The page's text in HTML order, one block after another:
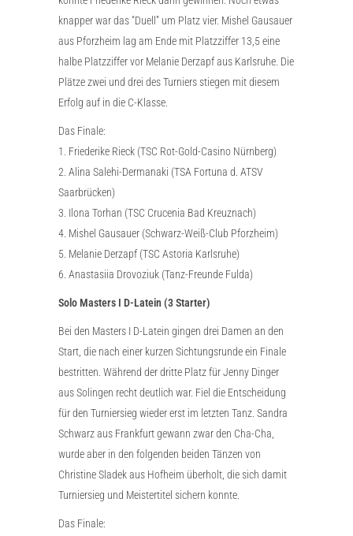
knapper war das “Duell” um Platz vier. Mishel Gausauer
aus Pforzheim lag am Ende mit Platzziffer 13,5 eine
halbe Platzziffer vor Melanie Derzapf aus Karlsruhe. Die
Plätze zwei und drei des Turniers stiegen mit diesem
Erfolg auf in die C-Klasse.
Das Finale:
1. Friederike Rieck (TSC Rot-Gold-Casino Nürnberg)
2. Alina Salehi-Dermanaki (TSA Fortuna d. ATSV
Saarbrücken)
3. Ilona Torhan (TSC Crucenia Bad Kreuznach)
4. Mishel Gausauer (Schwarz-Weiß-Club Pforzheim)
5. Melanie Derzapf (TSC Astoria Karlsruhe)
6. Anastasiia Drovoziuk (Tanz-Freunde Fulda)
Solo Masters I D-Latein (3 Starter)
Bei den Masters I D-Latein gingen drei Damen an den
Start, die nach einer kurzen Sichtungsrunde ein Finale
bestritten. Während der dritte Platz für Jenny Dinger
aus Solingen recht deutlich war. Fiel die Entscheidung
für den Turniersieg wieder erst im letzten Tanz. Sandra
Schwarz aus Frankfurt gewann zwar den Cha-Cha,
wurde aber in den folgenden beiden Tänzen von
Christine Sladek aus Hofheim überholt, die sich damit
Turniersieg und Meistertitel sichern konnte.
Das Finale: